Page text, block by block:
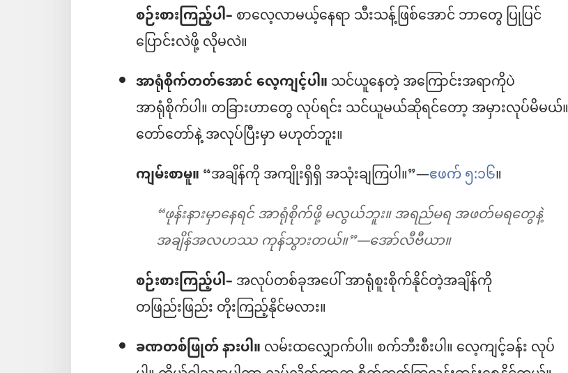
စဉ်းစားကြည့်ပါ–စာလေ့လာမယ့်နေရာ သီးသန့်ဖြစ်အောင် ဘာတွေ ပြုပြင်
ပြောင်းလဲဖို့ လိုမလဲ။
အာရုံစိုက်တတ်အောင် လေ့ကျင့်ပါ။သင်ယူနေတဲ့ အကြောင်းအရာကိုပဲ
အာရုံစိုက်ပါ။ တခြားဟာတွေ လုပ်ရင်း သင်ယူမယ်ဆိုရင်တော့ အမှားလုပ်မိမယ်။
တော်တော်နဲ့ အလုပ်ပြီးမှာ မဟုတ်ဘူး။
ကျမ်းစာမူ။“အချိန်ကို အကျိုးရှိရှိ အသုံးချကြပါ။”—ဧဖက် ၅:၁၆။
“ဖုန်းနားမှာနေရင် အာရုံစိုက်ဖို့ မလွယ်ဘူး။ အရည်မရ အဖတ်မရတွေနဲ့
အချိန်အလဟဿ ကုန်သွားတယ်။”—အော်လီဗီယာ။
စဉ်းစားကြည့်ပါ–အလုပ်တစ်ခုအပေါ် အာရုံစူးစိုက်နိုင်တဲ့အချိန်ကို
တဖြည်းဖြည်း တိုးကြည့်နိုင်မလား။
ခဏတစ်ဖြုတ် နားပါ။လမ်းထလျှောက်ပါ။ စက်ဘီးစီးပါ။ လေ့ကျင့်ခန်း လုပ်